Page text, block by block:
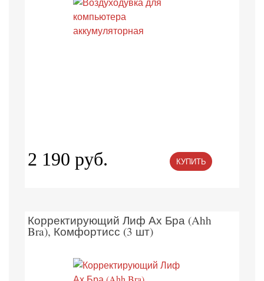
2 190 руб. КУПИТЬ
Корректирующий Лиф Ах Бра (Ahh
Bra), Комфортисс (3 шт)